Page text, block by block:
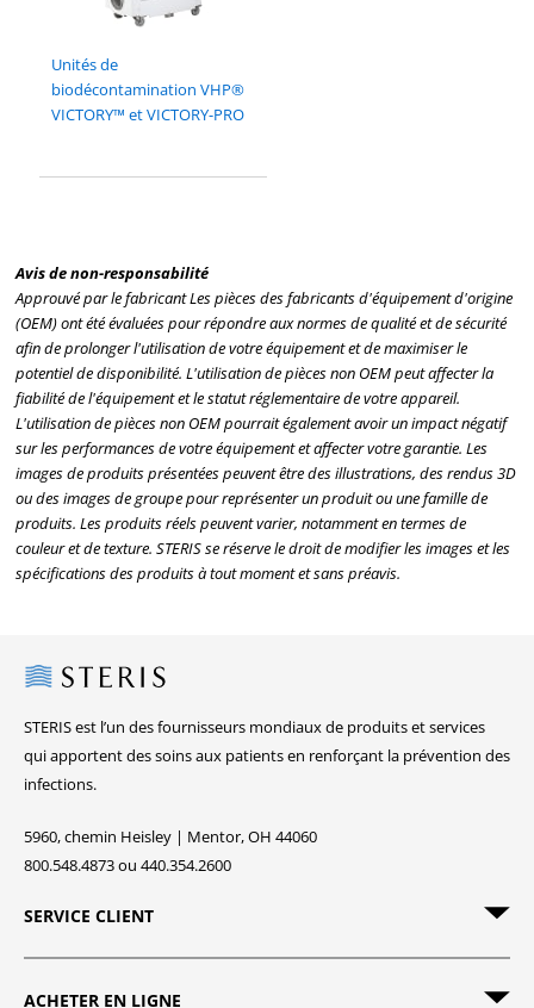
Unités de
biodécontamination VHP®
VICTORY™ et VICTORY-PRO
Avis de non-responsabilité
Approuvé par le fabricant Les pièces des fabricants d'équipement d'origine
(OEM) ont été évaluées pour répondre aux normes de qualité et de sécurité
afin de prolonger l'utilisation de votre équipement et de maximiser le
potentiel de disponibilité. L'utilisation de pièces non OEM peut affecter la
fiabilité de l'équipement et le statut réglementaire de votre appareil.
L'utilisation de pièces non OEM pourrait également avoir un impact négatif
sur les performances de votre équipement et affecter votre garantie. Les
images de produits présentées peuvent être des illustrations, des rendus 3D
ou des images de groupe pour représenter un produit ou une famille de
produits. Les produits réels peuvent varier, notamment en termes de
couleur et de texture. STERIS se réserve le droit de modifier les images et les
spécifications des produits à tout moment et sans préavis.
Steris
STERIS est l’un des fournisseurs mondiaux de produits et services
qui apportent des soins aux patients en renforçant la prévention des
infections.
5960, chemin Heisley | Mentor, OH 44060
800.548.4873 ou 440.354.2600
SERVICE CLIENT
ACHETER EN LIGNE